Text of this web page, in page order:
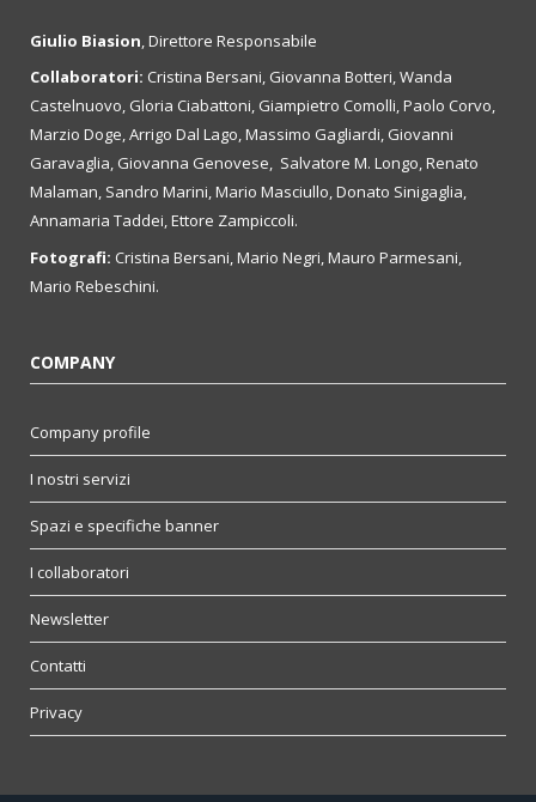
Giulio Biasion, Direttore Responsabile
Collaboratori: Cristina Bersani, Giovanna Botteri, Wanda
Castelnuovo, Gloria Ciabattoni, Giampietro Comolli, Paolo Corvo,
Marzio Doge, Arrigo Dal Lago, Massimo Gagliardi, Giovanni
Garavaglia, Giovanna Genovese, Salvatore M. Longo, Renato
Malaman, Sandro Marini, Mario Masciullo, Donato Sinigaglia,
Annamaria Taddei, Ettore Zampiccoli.
Fotografi: Cristina Bersani, Mario Negri, Mauro Parmesani,
Mario Rebeschini.
COMPANY
Company profile
I nostri servizi
Spazi e specifiche banner
I collaboratori
Newsletter
Contatti
Privacy